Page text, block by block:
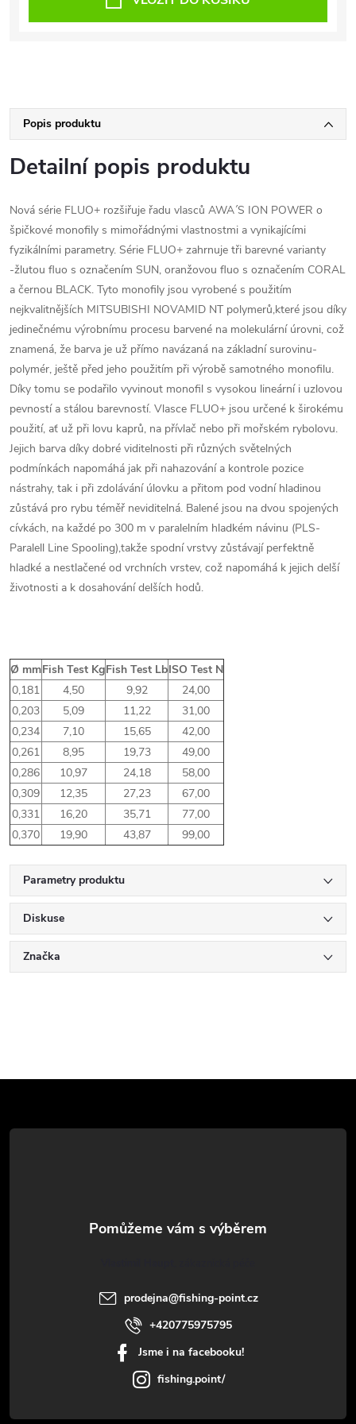
Popis produktu
Detailní popis produktu
Nová série FLUO+ rozšiřuje řadu vlasců AWA´S ION POWER o
špičkové monofily s mimořádnými vlastnostmi a vynikajícími
fyzikálními parametry. Série FLUO+ zahrnuje tři barevné varianty
-žlutou fluo s označením SUN, oranžovou fluo s označením CORAL
a černou BLACK. Tyto monofily jsou vyrobené s použitím
nejkvalitnějších MITSUBISHI NOVAMID NT polymerů,které jsou díky
jedinečnému výrobnímu procesu barvené na molekulární úrovni, což
znamená, že barva je už přímo navázaná na základní surovinu-
polymér, ještě před jeho použitím při výrobě samotného monofilu.
Díky tomu se podařilo vyvinout monofil s vysokou lineární i uzlovou
pevností a stálou barevností. Vlasce FLUO+ jsou určené k širokému
použití, ať už při lovu kaprů, na přívlač nebo při mořském rybolovu.
Jejich barva díky dobré viditelnosti při různých světelných
podmínkách napomáhá jak při nahazování a kontrole pozice
nástrahy, tak i při zdolávání úlovku a přitom pod vodní hladinou
zůstává pro rybu téměř neviditelná. Balené jsou na dvou spojených
cívkách, na každé po 300 m v paralelním hladkém návinu (PLS-
Paralell Line Spooling),takže spodní vrstvy zůstávají perfektně
hladké a nestlačené od vrchních vrstev, což napomáhá k jejich delší
životnosti a k dosahování delších hodů.
Ø mmFish Test KgFish Test LbISO Test N
0,181
4,50 9,92
24,00
0,203
5,09 11,22
31,00
0,234
7,10 15,65
42,00
0,261
8,95 19,73
49,00
0,286
10,97 24,18
58,00
0,309
12,35 27,23
67,00
0,331
16,20 35,71
77,00
0,370
19,90 43,87 99,00
Parametry produktu
Diskuse
Značka
á
prodejna@fishing-point.cz
+420775975795
Jsme i na facebooku!
fishing.point/